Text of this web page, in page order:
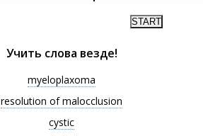
Учить слова везде!
myeloplaxoma
resolution of malocclusion
cystic